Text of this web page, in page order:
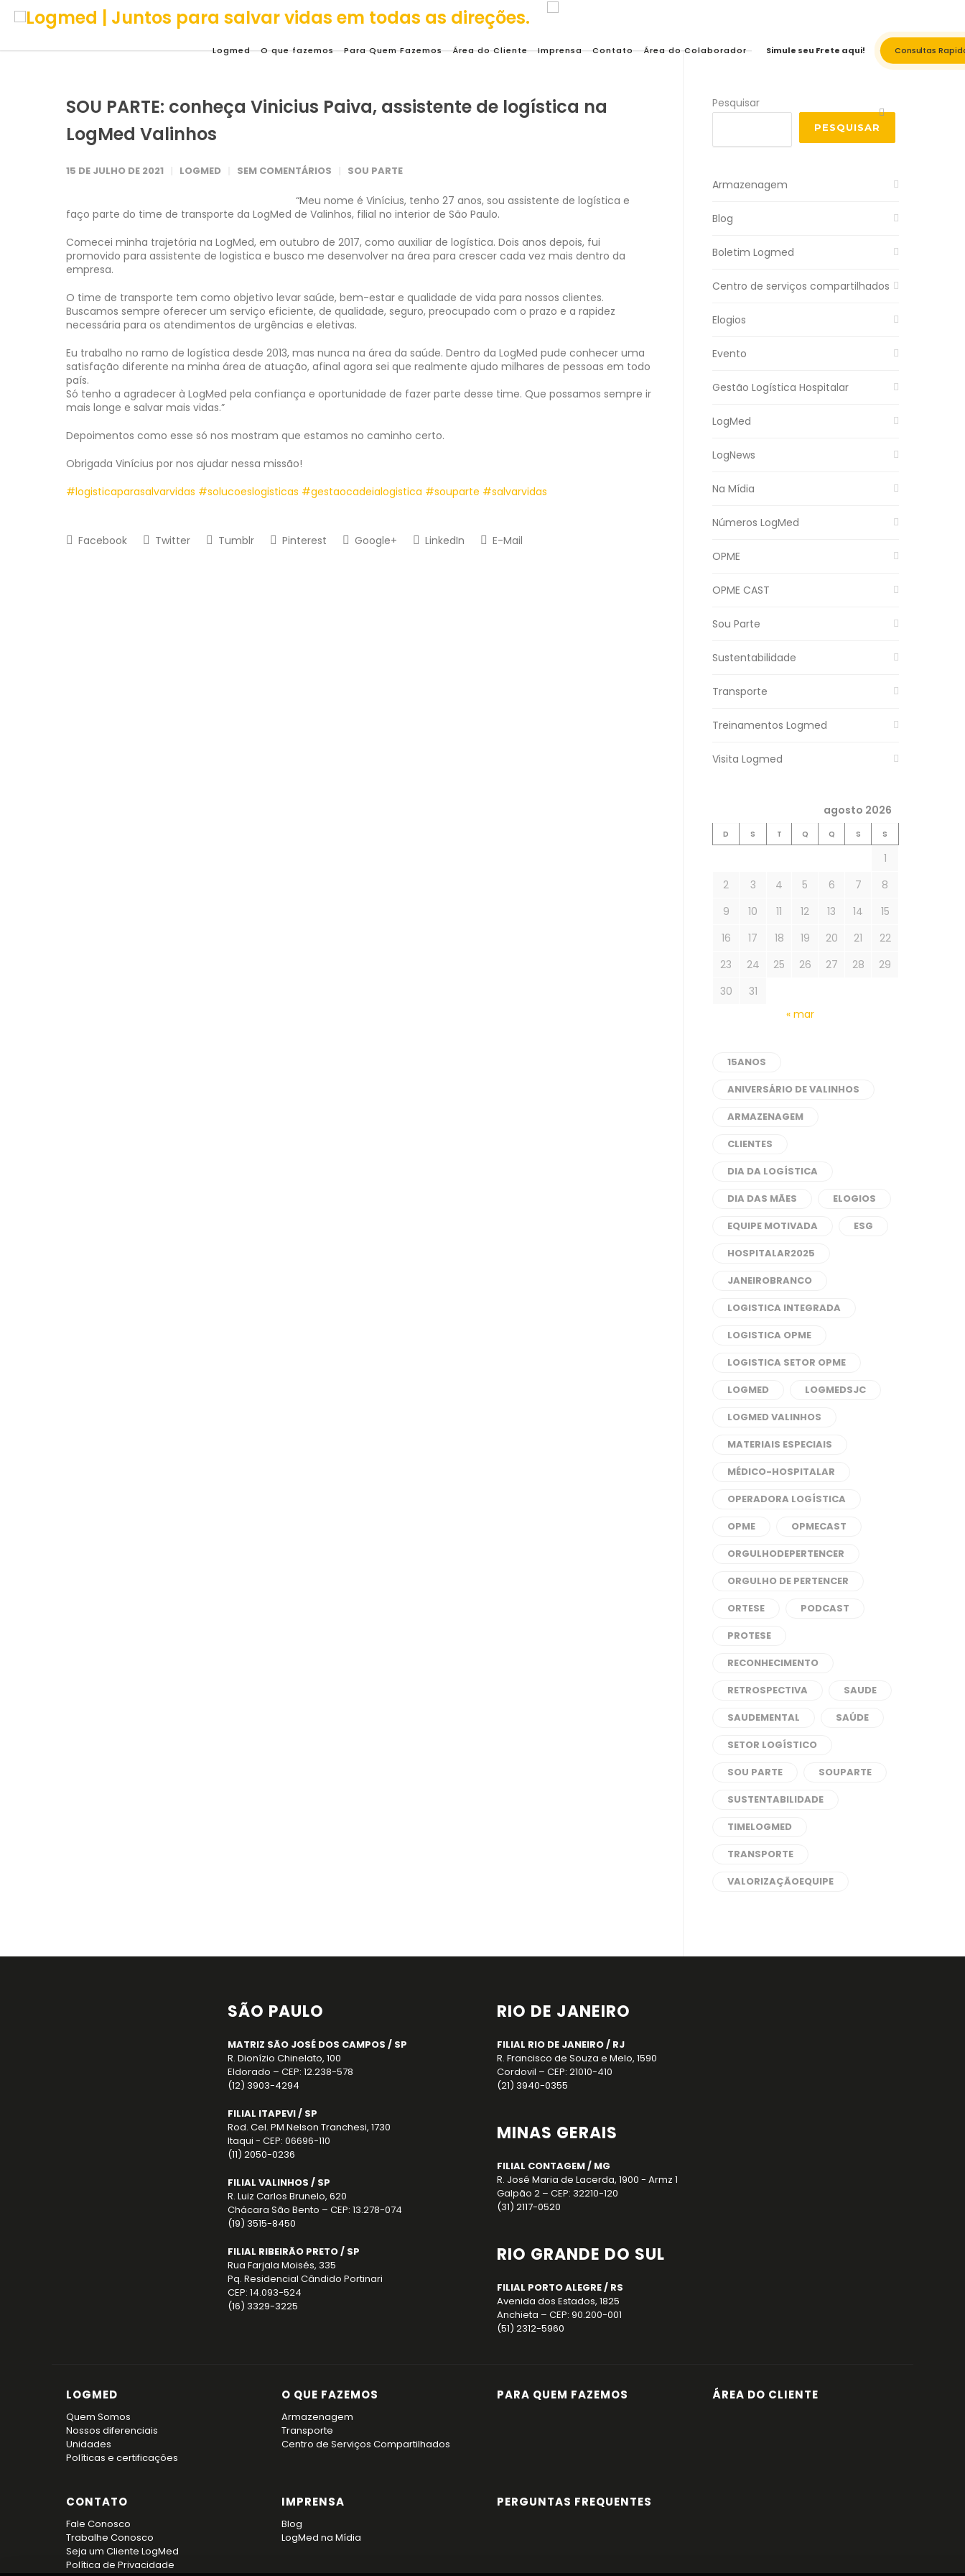
Logmed O que fazemos Para Quem Fazemos Área do Cliente Imprensa Contato Área do Colaborador Simule seu Frete aqui! Consultas
SOU PARTE: conheça Vinicius Paiva, assistente de logística na
LogMed Valinhos
15 DE JULHO DE 2021 LOGMED SEM COMENTÁRIOS SOU PARTE
“Meu nome é Vinícius, tenho 27 anos, sou assistente de logística e
faço parte do time de transporte da LogMed de Valinhos, filial no interior de São Paulo.
Comecei minha trajetória na LogMed, em outubro de 2017, como auxiliar de logística. Dois anos depois, fui
promovido para assistente de logistica e busco me desenvolver na área para crescer cada vez mais dentro da
empresa.
O time de transporte tem como objetivo levar saúde, bem-estar e qualidade de vida para nossos clientes.
Buscamos sempre oferecer um serviço eficiente, de qualidade, seguro, preocupado com o prazo e a rapidez
necessária para os atendimentos de urgências e eletivas.
Eu trabalho no ramo de logística desde 2013, mas nunca na área da saúde. Dentro da LogMed pude conhecer uma
satisfação diferente na minha área de atuação, afinal agora sei que realmente ajudo milhares de pessoas em todo
país.
Só tenho a agradecer à LogMed pela confiança e oportunidade de fazer parte desse time. Que possamos sempre ir
mais longe e salvar mais vidas.”
Depoimentos como esse só nos mostram que estamos no caminho certo.
Obrigada Vinícius por nos ajudar nessa missão!
#logisticaparasalvarvidas #solucoeslogisticas #gestaocadeialogistica #souparte #salvarvidas
Facebook Twitter Tumblr Pinterest Google+ LinkedIn E-Mail
Pesquisar
PESQUISAR
Armazenagem
Blog
Boletim Logmed
Centro de serviços compartilhados
Elogios
Evento
Gestão Logística Hospitalar
LogMed
LogNews
Na Mídia
Números LogMed
OPME
OPME CAST
Sou Parte
Sustentabilidade
Transporte
Treinamentos Logmed
Visita Logmed
agosto 2026
D S T Q Q S S
1
2
3 4 5 6 7
8
9
10 11 12 13 14
15
16
17 18 19 20 21
22
23
24 25 26 27 28
29
30
31
« mar
15ANOS
ANIVERSÁRIO DE VALINHOS
ARMAZENAGEM
CLIENTES
DIA DA LOGÍSTICA
DIA DAS MÃES
ELOGIOS
EQUIPE MOTIVADA
ESG
HOSPITALAR2025
JANEIROBRANCO
LOGISTICA INTEGRADA
LOGISTICA OPME
LOGISTICA SETOR OPME
LOGMED
LOGMEDSJC
LOGMED VALINHOS
MATERIAIS ESPECIAIS
MÉDICO-HOSPITALAR
OPERADORA LOGÍSTICA
OPME
OPMECAST
ORGULHODEPERTENCER
ORGULHO DE PERTENCER
ORTESE
PODCAST
PROTESE
RECONHECIMENTO
RETROSPECTIVA
SAUDE
SAUDEMENTAL
SAÚDE
SETOR LOGÍSTICO
SOU PARTE
SOUPARTE
SUSTENTABILIDADE
TIMELOGMED
TRANSPORTE
VALORIZAÇÃOEQUIPE
SÃO PAULO
MATRIZ SÃO JOSÉ DOS CAMPOS / SP
R. Dionízio Chinelato, 100
Eldorado – CEP: 12.238-578
(12) 3903-4294
FILIAL ITAPEVI / SP
Rod. Cel. PM Nelson Tranchesi, 1730
Itaqui - CEP: 06696-110
(11) 2050-0236
FILIAL VALINHOS / SP
R. Luiz Carlos Brunelo, 620
Chácara São Bento – CEP: 13.278-074
(19) 3515-8450
FILIAL RIBEIRÃO PRETO / SP
Rua Farjala Moisés, 335
Pq. Residencial Cândido Portinari
CEP: 14.093-524
(16) 3329-3225
RIO DE JANEIRO
FILIAL RIO DE JANEIRO / RJ
R. Francisco de Souza e Melo, 1590
Cordovil – CEP: 21010-410
(21) 3940-0355
MINAS GERAIS
FILIAL CONTAGEM / MG
R. José Maria de Lacerda, 1900 - Armz 1
Galpão 2 – CEP: 32210-120
(31) 2117-0520
RIO GRANDE DO SUL
FILIAL PORTO ALEGRE / RS
Avenida dos Estados, 1825
Anchieta – CEP: 90.200-001
(51) 2312-5960
LOGMED
Quem Somos
Nossos diferenciais
Unidades
Políticas e certificações
O QUE FAZEMOS
Armazenagem
Transporte
Centro de Serviços Compartilhados
PARA QUEM FAZEMOS ÁREA DO CLIENTE
CONTATO
Fale Conosco
Trabalhe Conosco
Seja um Cliente LogMed
Política de Privacidade
IMPRENSA
Blog
LogMed na Mídia
PERGUNTAS FREQUENTES